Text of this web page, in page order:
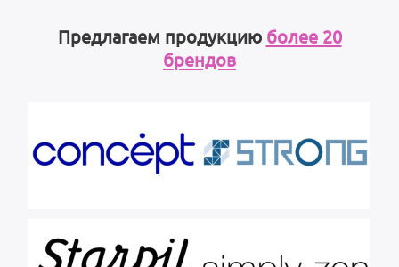
Предлагаем продукцию более 20
брендов